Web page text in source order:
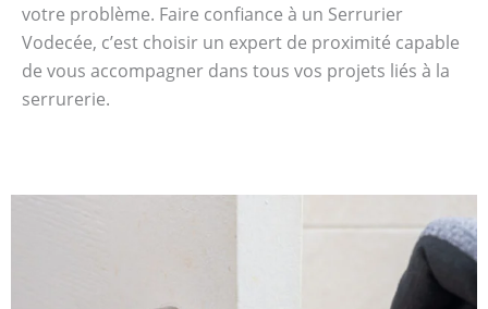
votre problème. Faire confiance à un Serrurier
Vodecée, c’est choisir un expert de proximité capable
de vous accompagner dans tous vos projets liés à la
serrurerie.